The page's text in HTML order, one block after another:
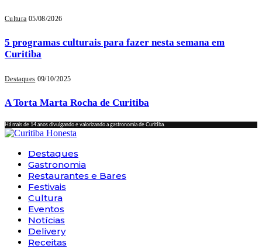
Cultura 05/08/2026
5 programas culturais para fazer nesta semana em
Curitiba
Destaques 09/10/2025
A Torta Marta Rocha de Curitiba
Há mais de 14 anos divulgando e valorizando a gastronomia de Curitiba.
Destaques
Gastronomia
Restaurantes e Bares
Festivais
Cultura
Eventos
Notícias
Delivery
Receitas